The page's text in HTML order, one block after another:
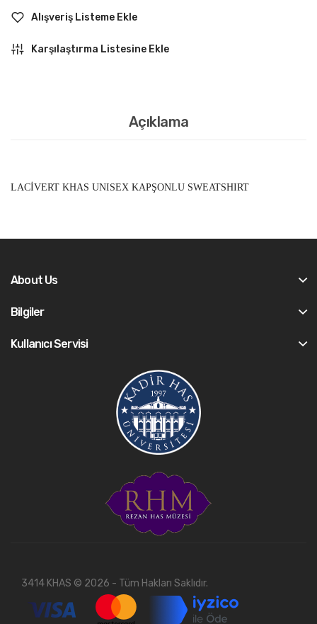
Alışveriş Listeme Ekle
Karşılaştırma Listesine Ekle
Açıklama
LACİVERT KHAS UNISEX KAPŞONLU SWEATSHIRT
About Us
Bilgiler
Kullanıcı Servisi
3414 KHAS © 2026 - Tüm Hakları Saklıdır.